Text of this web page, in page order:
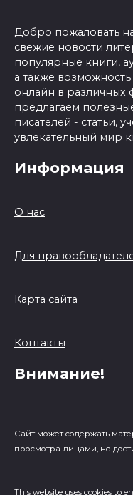
Добро пожаловать
свежие новости
популярные книги,
а также возможность
онлайн в различных
предлагаем
писателей - статьи,
увлекательный мир
Информация
О нас
Для
Карта сайта
Контакты
Внимание!
Сайт может содержать
просмотра лицами, не
This website uses cookies to